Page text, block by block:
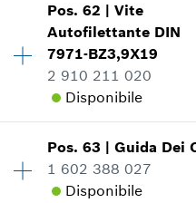
69,72 €*
Gruppo prezzo
Informazioni parti di
Applicazione del
Mostrare
Pos.62 |Vite
Autofilettante DIN
7971-BZ3,9X19
2 910 211 020
Disponibile
Disponibilità 2
Gruppo prezzo
Informazioni parti di
Pos.63 |Guida Dei
1 602 388 027
Disponibile